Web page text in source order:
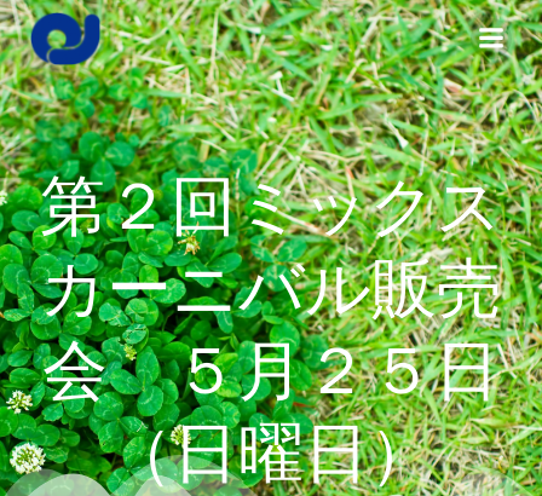
コ
ン
テ
ン
ツ
へ
ス
キ
ッ
プ
第２回ミックス
カーニバル販売
会 ５月２５日
（日曜日）